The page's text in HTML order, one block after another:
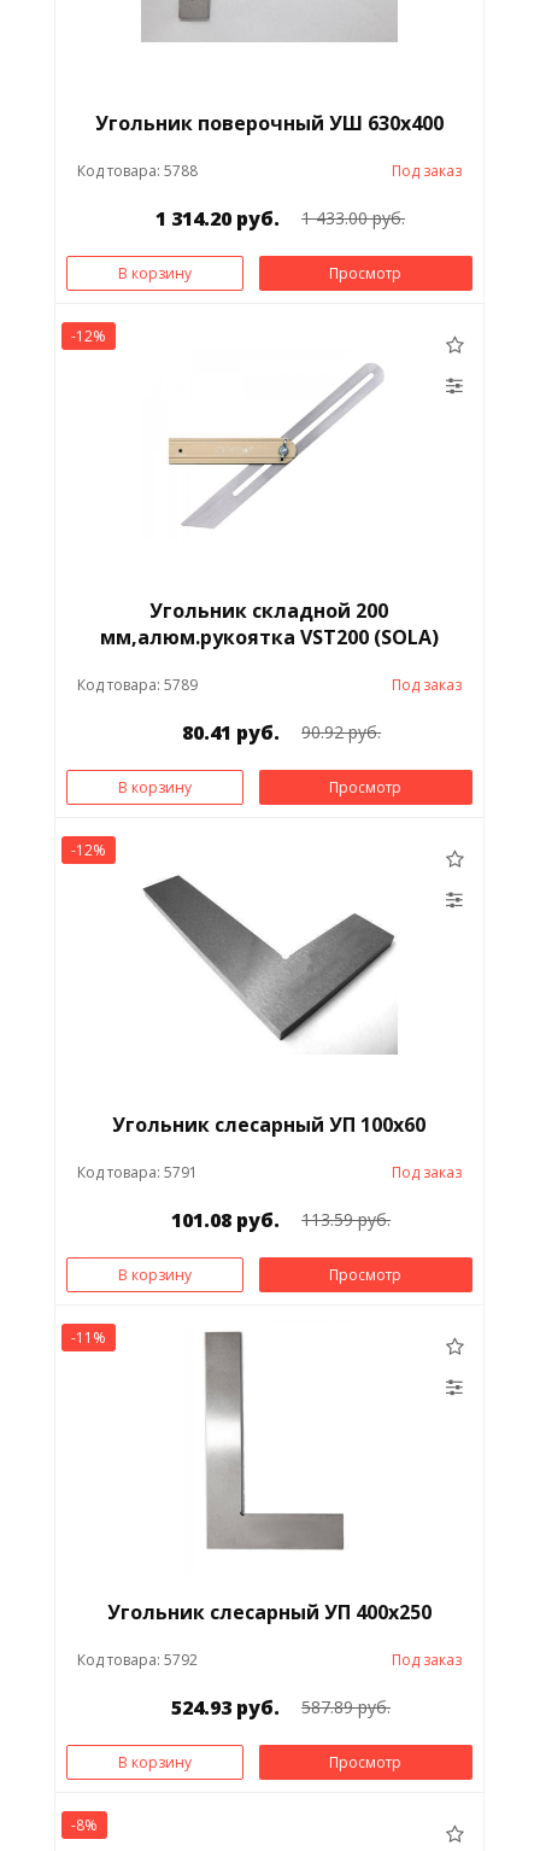
Угольник поверочный УШ 630х400
Код товара: 5788 Под заказ
1 314.20 руб. 1 433.00 руб.
В корзину Просмотр
-12%
Угольник складной 200
мм,алюм.рукоятка VST200 (SOLA)
Код товара: 5789 Под заказ
80.41 руб. 90.92 руб.
В корзину Просмотр
-12%
Угольник слесарный УП 100х60
Код товара: 5791 Под заказ
101.08 руб. 113.59 руб.
В корзину Просмотр
-11%
Угольник слесарный УП 400х250
Код товара: 5792 Под заказ
524.93 руб. 587.89 руб.
В корзину Просмотр
-8%